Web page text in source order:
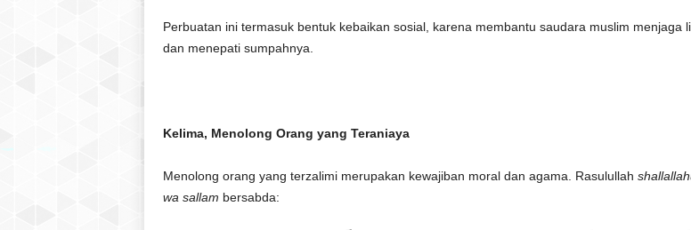
Perbuatan ini termasuk bentuk kebaikan sosial, karena membantu saudara muslim menjaga
dan menepati sumpahnya.
Kelima, Menolong Orang yang Teraniaya
Menolong orang yang terzalimi merupakan kewajiban moral dan agama. Rasulullah
wa sallam bersabda: